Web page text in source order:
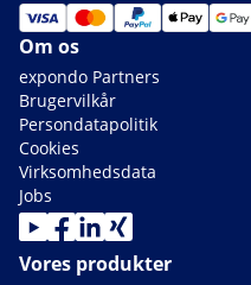
Om os
expondo Partners
Brugervilkår
Persondatapolitik
Cookies
Virksomhedsdata
Jobs
Vores produkter